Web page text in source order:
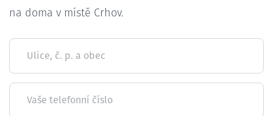
na doma v místě Crhov.
Ulice, č. p. a obec
Vaše telefonní číslo